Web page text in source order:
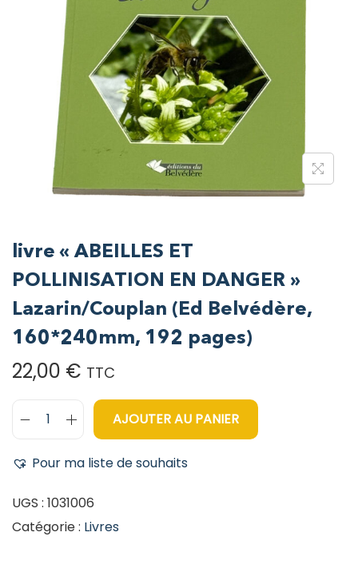
livre « ABEILLES ET
POLLINISATION EN DANGER »
Lazarin/Couplan (Ed Belvédère,
160*240mm, 192 pages)
22,00 € TTC
AJOUTER AU PANIER
Pour ma liste de souhaits
UGS : 1031006
Catégorie : Livres